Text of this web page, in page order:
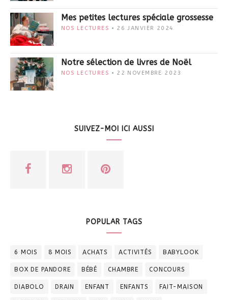
Mes petites lectures spéciale grossesse
NOS LECTURES 26 JANVIER 2024
Notre sélection de livres de Noël
NOS LECTURES 22 NOVEMBRE 2023
SUIVEZ-MOI ICI AUSSI
POPULAR TAGS
6 MOIS 8 MOIS ACHATS ACTIVITÉS BABYLOOK
BOX DE PANDORE BÉBÉ CHAMBRE CONCOURS
DIABOLO DRAIN ENFANT ENFANTS FAIT-MAISON